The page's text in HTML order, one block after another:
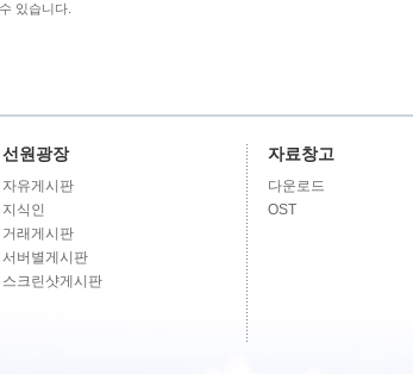
있습니다.
선원광장
자유게시판
지식인
거래게시판
서버별게시판
스크린샷게시판
자료창고
다운로드
OST